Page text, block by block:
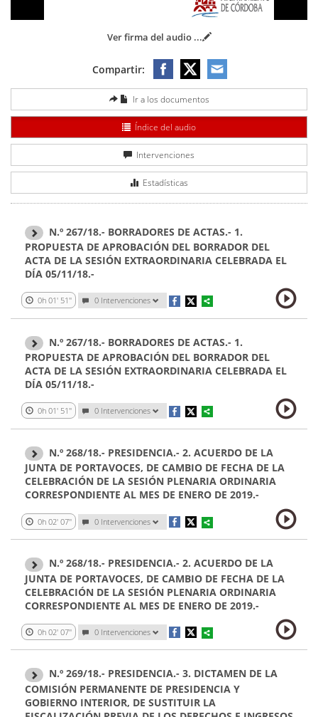
Ver firma del audio ...
Compartir:
Ir a los documentos
Índice del audio
Intervenciones
Estadísticas
N.º 267/18.- BORRADORES DE ACTAS.- 1.
PROPUESTA DE APROBACIÓN DEL BORRADOR DEL
ACTA DE LA SESIÓN EXTRAORDINARIA CELEBRADA EL
DÍA 05/11/18.-
0h 01' 51'' 0 Intervenciones
N.º 267/18.- BORRADORES DE ACTAS.- 1.
PROPUESTA DE APROBACIÓN DEL BORRADOR DEL
ACTA DE LA SESIÓN EXTRAORDINARIA CELEBRADA EL
DÍA 05/11/18.-
0h 01' 51'' 0 Intervenciones
N.º 268/18.- PRESIDENCIA.- 2. ACUERDO DE LA
JUNTA DE PORTAVOCES, DE CAMBIO DE FECHA DE LA
CELEBRACIÓN DE LA SESIÓN PLENARIA ORDINARIA
CORRESPONDIENTE AL MES DE ENERO DE 2019.-
0h 02' 07'' 0 Intervenciones
N.º 268/18.- PRESIDENCIA.- 2. ACUERDO DE LA
JUNTA DE PORTAVOCES, DE CAMBIO DE FECHA DE LA
CELEBRACIÓN DE LA SESIÓN PLENARIA ORDINARIA
CORRESPONDIENTE AL MES DE ENERO DE 2019.-
0h 02' 07'' 0 Intervenciones
N.º 269/18.- PRESIDENCIA.- 3. DICTAMEN DE LA
COMISIÓN PERMANENTE DE PRESIDENCIA Y
GOBIERNO INTERIOR, DE SUSTITUIR LA